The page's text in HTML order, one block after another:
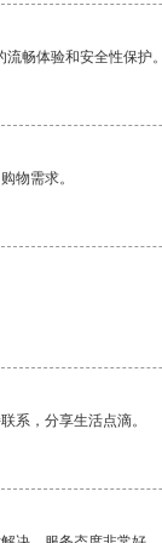
流畅体验和安全性保护
物需求。
系，分享生活点滴。